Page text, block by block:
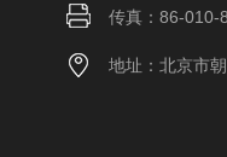
传真：86-010-
地址：北京市